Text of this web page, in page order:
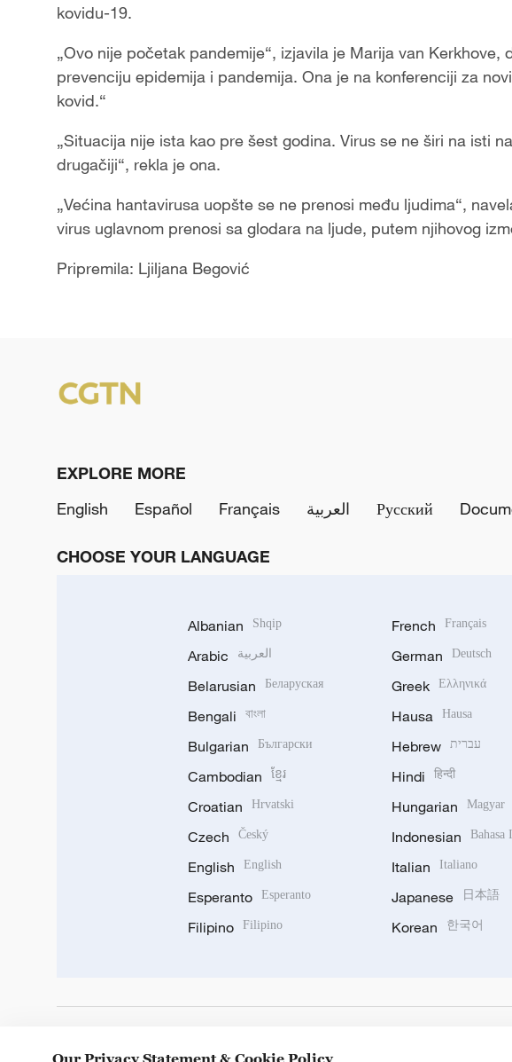
kovidu-19.
„Ovo nije početak pandemije“, izjavila je Marija van Kerkhove,
prevenciju epidemija i pandemija. Ona je na konferenciji za
kovid.“
„Situacija nije ista kao pre šest godina. Virus se ne širi na isti
drugačiji“, rekla je ona.
„Većina hantavirusa uopšte se ne prenosi među ljudima“,
virus uglavnom prenosi sa glodara na ljude, putem njihovog
Pripremila: Ljiljana Begović
EXPLORE MORE
English
Español Français العربية Русский
CHOOSE YOUR LANGUAGE
Albanian Shqip
Arabic العربية
Belarusian Беларуская
Bengali বাংলা
Bulgarian Български
Cambodian ខ្មែរ
Croatian Hrvatski
Czech Český
English English
Esperanto Esperanto
Filipino Filipino
French Français
German Deutsch
Greek Ελληνικά
Hausa Hausa
Hebrew עברית
Hindi हिन्दी
Hungarian Magyar
Indonesian Bahasa
Italian Italiano
Japanese 日本語
Korean 한국어
Our Privacy Statement & Cookie Policy